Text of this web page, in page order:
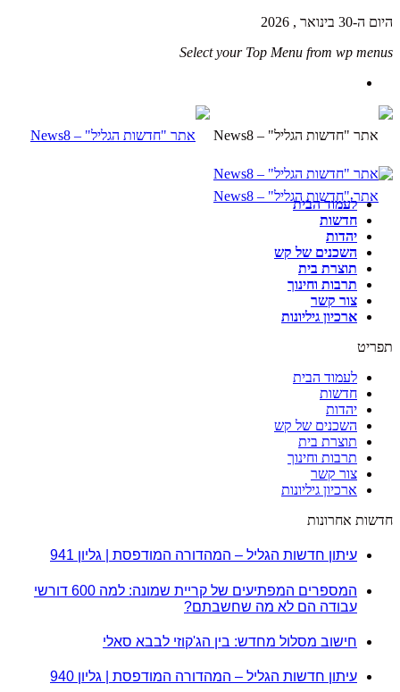
היום ה-30 בינואר , 2026
Select your Top Menu from wp menus
לעמוד הבית
חדשות
יהדות
השכנים של קש
תוצרת בית
תרבות וחינוך
צור קשר
ארכיון גיליונות
תפריט
לעמוד הבית
חדשות
יהדות
השכנים של קש
תוצרת בית
תרבות וחינוך
צור קשר
ארכיון גיליונות
חדשות אחרונות
עיתון חדשות הגליל – המהדורה המודפסת | גליון 941
המספרים המפתיעים של קריית שמונה: למה 600 דורשי
עבודה הם לא מה שחשבתם?
חישוב מסלול מחדש: בין הג'קוזי לבבא סאלי
עיתון חדשות הגליל – המהדורה המודפסת | גליון 940